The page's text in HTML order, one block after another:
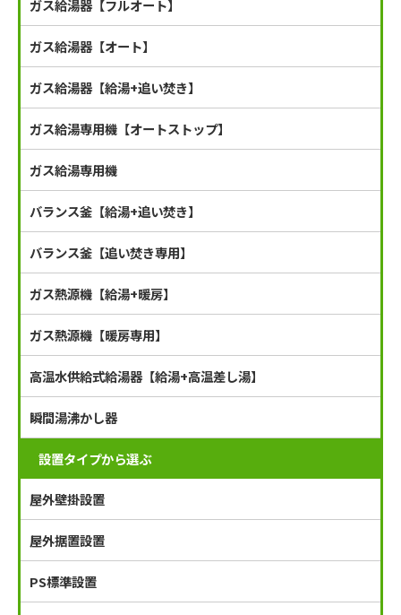
ガス給湯器【フルオート】
ガス給湯器【オート】
ガス給湯器【給湯+追い焚き】
ガス給湯専用機【オートストップ】
ガス給湯専用機
バランス釜【給湯+追い焚き】
バランス釜【追い焚き専用】
ガス熱源機【給湯+暖房】
ガス熱源機【暖房専用】
高温水供給式給湯器【給湯+高温差し湯】
瞬間湯沸かし器
設置タイプから選ぶ
屋外壁掛設置
屋外据置設置
PS標準設置